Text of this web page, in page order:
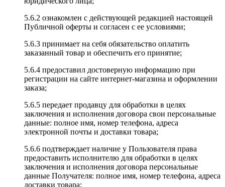
5.6.2 ознакомлен с действующей редакцией настоящей
Публичной оферты и согласен с ее условиями;
5.6.3 принимает на себя обязательство оплатить
заказанный товар и обеспечить его принятие;
5.6.4 предоставил достоверную информацию при
регистрации на сайте интернет-магазина и оформлении
заказа;
5.6.5 передает продавцу для обработки в целях
заключения и исполнения договора свои персональные
данные: полное имя, номер телефона, адреса
электронной почты и доставки товара;
5.6.6 подтверждает наличие у Пользователя права
предоставить исполнителю для обработки в целях
заключения и исполнения договора персональные
данные Получателя: полное имя, номер телефона, адреса
доставки товара;